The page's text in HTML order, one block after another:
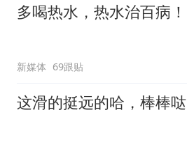
多喝热水，热水治百病！
新媒体 69跟贴
这滑的挺远的哈，棒棒哒